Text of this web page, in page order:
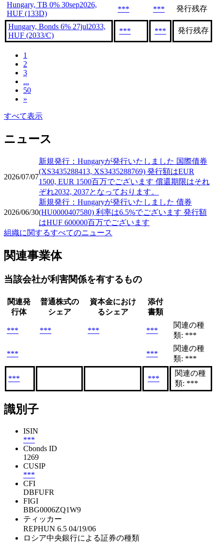
Hungary, TB 0% 30sep2026,
HUF (133D)
*** *** 発行残存
Hungary, Bonds 6% 27jul2033,
HUF (2033/C)
*** *** 発行残存
1
2
3
...
50
»
すべて表示
ニュース
2026/07/07
新規発行：Hungaryが発行いたしました 国際債券
(XS3435288413, XS3435288769) 発行額はEUR
1500, EUR 1500百万でございます 償還期限はそれ
ぞれ2032, 2037となっております。
2026/06/30
新規発行：Hungaryが発行いたしました 債券
(HU0000407580) 利率は6.5%でございます 発行額
はHUF 600000百万でございます
組織に関するすべてのニュース
関連事業体
当該会社が利害関係を有するもの
関連発
行体
普通株式の
シェア
資本金におけ
るシェア
添付
書類
*** *** *** ***
関連の種
類: ***
*** ***
関連の種
類: ***
*** ***
関連の種
類: ***
識別子
ISIN
***
Cbonds ID
1269
CUSIP
***
CFI
DBFUFR
FIGI
BBG0006ZQ1W9
ティッカー
REPHUN 6.5 04/19/06
ロシア中央銀行による証券の種類